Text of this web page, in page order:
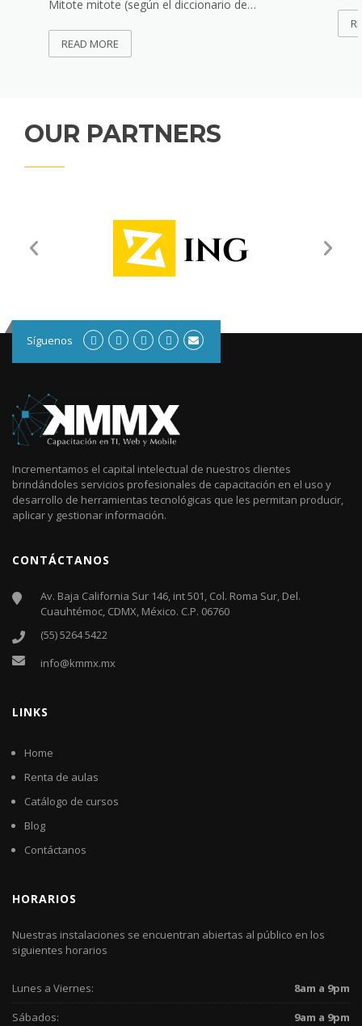
Mitote mitote (según el diccionario de…
READ MORE
OUR PARTNERS
Síguenos
Incrementamos el capital intelectual de nuestros clientes
brindándoles servicios profesionales de capacitación en el uso y
desarrollo de herramientas tecnológicas que les permitan producir,
aplicar y gestionar información.
CONTÁCTANOS
Av. Baja California Sur 146, int 501, Col. Roma Sur, Del.
Cuauhtémoc, CDMX, México. C.P. 06760​
(55) 5264 5422
info@kmmx.mx
LINKS
Home
Renta de aulas
Catálogo de cursos
Blog
Contáctanos
HORARIOS
Nuestras instalaciones se encuentran abiertas al público en los
siguientes horarios
Lunes a Viernes:
8am a 9pm
Sábados:
9am a 9pm